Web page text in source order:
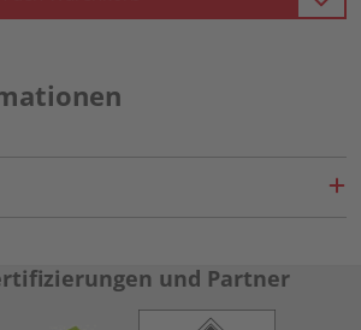
und Partner